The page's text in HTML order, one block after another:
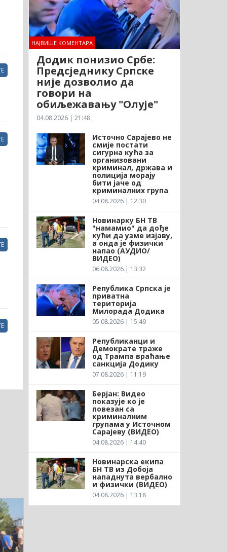
НАЈВИШЕ КОМЕНТАРА
Додик понизио Србе:
Предсједнику Српске
није дозволио да
говори на
обиљежавању "Олује"
04.08.2026 | 21:48
Источно Сарајево не
смије постати
сигурна кућа за
организовани
криминал, држава и
полиција морају
бити јаче од
криминалних група
04.08.2026 | 12:30
Новинарку БН ТВ
"намамио" да дође
кући да узме изјаву,
а онда је физички
напао (АУДИО/
ВИДЕО)
06.08.2026 | 13:32
Република Српска је
приватна
територија
Милорада Додика
05.08.2026 | 15:49
Републиканци и
Демократе траже
од Трампа враћање
санкција Додику
07.08.2026 | 11:19
Берјан: Видео
показује ко је
повезан са
криминалним
групама у Источном
Сарајеву (ВИДЕО)
04.08.2026 | 14:40
Новинарска екипа
БН ТВ из Добоја
нападнута вербално
и физички (ВИДЕО)
04.08.2026 | 13:18